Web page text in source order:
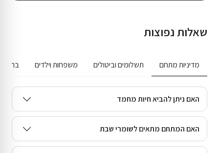
שאלות נפוצות
מדיניות מתחם תשלומים וביטולים משפחות וילדים בריכה
האם ניתן להביא חיות מחמד
האם המתחם מתאים לשומרי שבת